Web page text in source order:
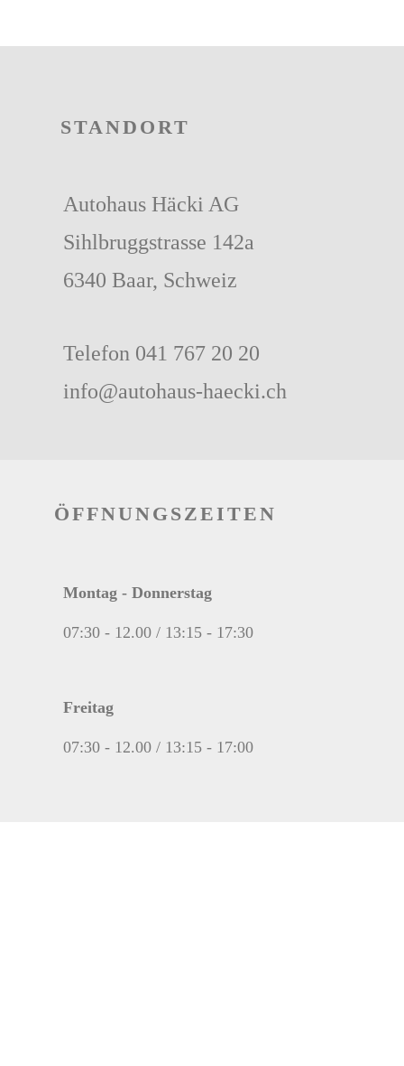
STANDORT
Autohaus Häcki AG
Sihlbruggstrasse 142a
6340 Baar, Schweiz
Telefon 041 767 20 20
info@autohaus-haecki.ch
ÖFFNUNGSZEITEN
Montag - Donnerstag
07:30 - 12.00 / 13:15 - 17:30
Freitag
07:30 - 12.00 / 13:15 - 17:00